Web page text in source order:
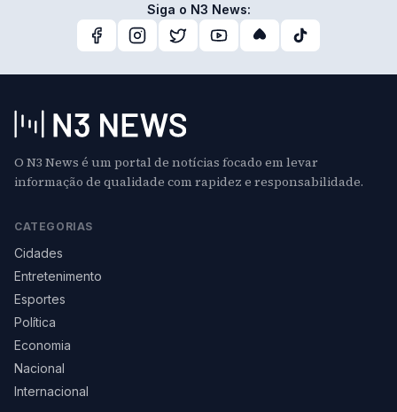
Siga o N3 News:
O N3 News é um portal de notícias focado em levar
informação de qualidade com rapidez e responsabilidade.
CATEGORIAS
Cidades
Entretenimento
Esportes
Política
Economia
Nacional
Internacional